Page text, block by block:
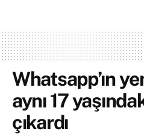
Whatsapp’ın
aynı 17
çıkardı